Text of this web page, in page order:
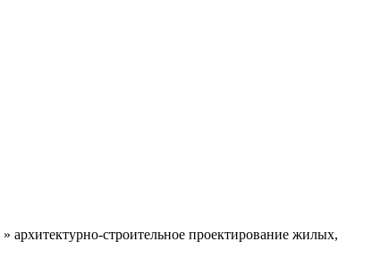
» архитектурно-строительное проектирование жилых,